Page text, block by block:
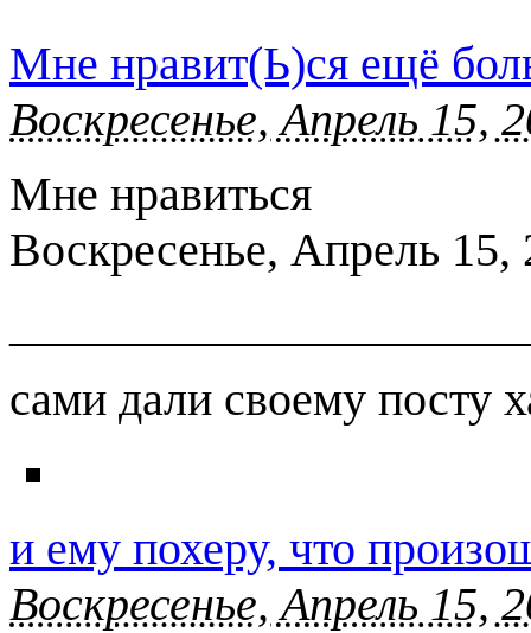
Мне нравит(Ь)ся ещё
Воскресенье, Апрель 15,
Мне нравиться
Воскресенье, Апрель 15,
сами дали своему посту
и ему похеру, что
Воскресенье, Апрель 15,